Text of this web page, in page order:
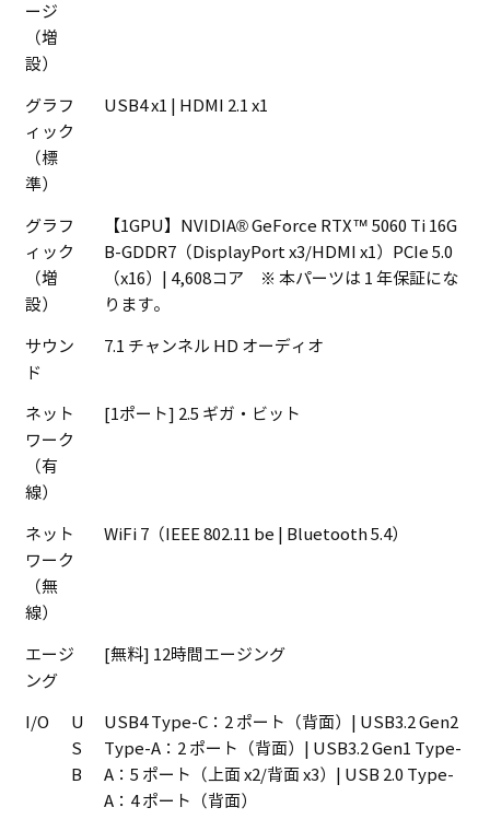
ージ
（増
設）
グラフ
ィック
（標
準）
USB4 x1 | HDMI 2.1 x1
グラフ
ィック
（増
設）
【1GPU】NVIDIA® GeForce RTX™ 5060 Ti 16G
B-GDDR7（DisplayPort x3/HDMI x1）PCIe 5.0
（x16）| 4,608コア ※ 本パーツは 1 年保証にな
ります。
サウン
ド
7.1 チャンネル HD オーディオ
ネット
ワーク
（有
線）
[1ポート] 2.5 ギガ・ビット
ネット
ワーク
（無
線）
WiFi 7（IEEE 802.11 be | Bluetooth 5.4）
エージ
ング
[無料] 12時間エージング
I/O
U
S
B
USB4 Type-C：2 ポート（背面）| USB3.2 Gen2
Type-A：2 ポート（背面）| USB3.2 Gen1 Type-
A：5 ポート（上面 x2/背面 x3）| USB 2.0 Type-
A：4 ポート（背面）